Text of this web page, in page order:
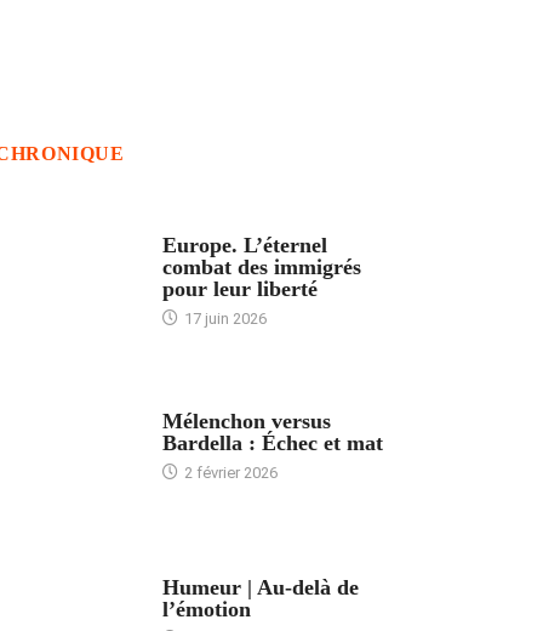
Europe. L’éternel
combat des immigrés
pour leur liberté
17 juin 2026
Mélenchon versus
Bardella : Échec et mat
2 février 2026
Humeur | Au-delà de
l’émotion